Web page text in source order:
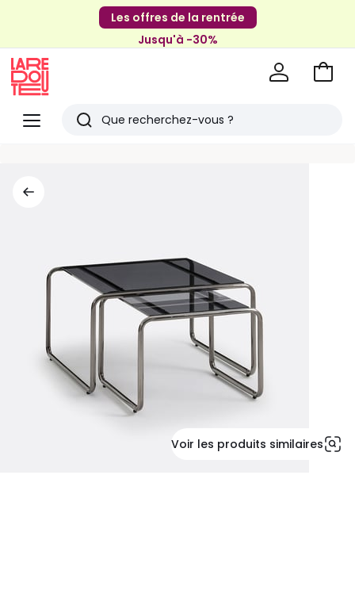
Les offres de la rentrée
Jusqu'à -30%
Menu
Redoute
Rechercher
Aller
Voir les produits similaires